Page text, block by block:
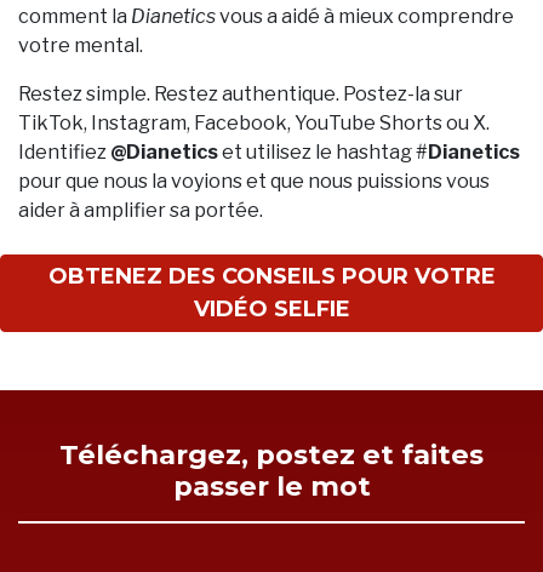
comment la Dianeticsvous a aidé à mieux comprendre
votre mental.
Restez simple. Restez authentique. Postez-la sur
TikTok, Instagram, Facebook, YouTube Shorts ou X.
Identifiez @Dianeticset utilisez le hashtag #Dianetics
pour que nous la voyions et que nous puissions vous
aider à amplifier sa portée.
OBTENEZ DES CONSEILS POUR VOTRE
VIDÉO SELFIE
Téléchargez, postez et faites
passer le mot